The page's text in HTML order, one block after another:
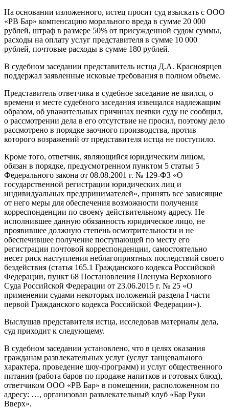
На основании изложенного, истец просит суд взыскать с ООО
«РВ Бар» компенсацию морального вреда в сумме 20 000
рублей, штраф в размере 50% от присужденной судом суммы,
расходы на оплату услуг представителя в сумме 10 000
рублей, почтовые расходы в сумме 180 рублей.
В судебном заседании представитель истца Д.А. Красноярцев
поддержал заявленные исковые требования в полном объеме.
Представитель ответчика в судебное заседание не явился, о
времени и месте судебного заседания извещался надлежащим
образом, об уважительных причинах неявки суду не сообщил,
о рассмотрении дела в его отсутствие не просил, поэтому дело
рассмотрено в порядке заочного производства, против
которого возражений от представителя истца не поступило.
Кроме того, ответчик, являющийся юридическим лицом,
обязан в порядке, предусмотренном пунктом 5 статьи 5
Федерального закона от 08.08.2001 г. № 129-ФЗ «О
государственной регистрации юридических лиц и
индивидуальных предпринимателей», принять все зависящие
от него меры для обеспечения возможности получения
корреспонденции по своему действительному адресу. Не
исполнившее данную обязанность юридическое лицо, не
проявившее должную степень осмотрительности и не
обеспечившее получение поступающей по месту его
регистрации почтовой корреспонденции, самостоятельно
несет риск наступления неблагоприятных последствий своего
бездействия (статья 165.1 Гражданского кодекса Российской
Федерации, пункт 68 Постановления Пленума Верховного
Суда Российской Федерации от 23.06.2015 г. № 25 «О
применении судами некоторых положений раздела I части
первой Гражданского кодекса Российской Федерации»).
Выслушав представителя истца, исследовав материалы дела,
суд приходит к следующему.
В судебном заседании установлено, что в целях оказания
гражданам развлекательных услуг (услуг танцевального
характера, проведение шоу-программ) и услуг общественного
питания (работа баров по продаже напитков и готовых блюд),
ответчиком ООО «РВ Бар» в помещении, расположенном по
адресу: …, организован развлекательный клуб «Бар Руки
Вверх».